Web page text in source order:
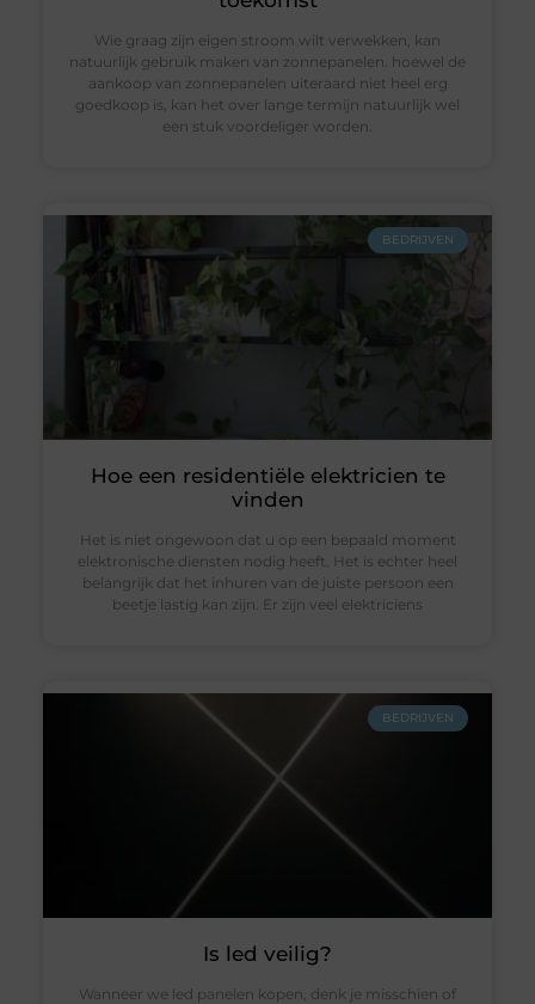
Wie graag zijn eigen stroom wilt verwekken, kan
natuurlijk gebruik maken van zonnepanelen. hoewel de
aankoop van zonnepanelen uiteraard niet heel erg
goedkoop is, kan het over lange termijn natuurlijk wel
een stuk voordeliger worden.
BEDRIJVEN
Hoe een residentiële elektricien te
vinden
Het is niet ongewoon dat u op een bepaald moment
elektronische diensten nodig heeft. Het is echter heel
belangrijk dat het inhuren van de juiste persoon een
beetje lastig kan zijn. Er zijn veel elektriciens
BEDRIJVEN
Is led veilig?
Wanneer we led panelen kopen, denk je misschien of